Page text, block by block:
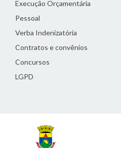
Execução Orçamentária
Pessoal
Verba Indenizatória
Contratos e convênios
Concursos
LGPD